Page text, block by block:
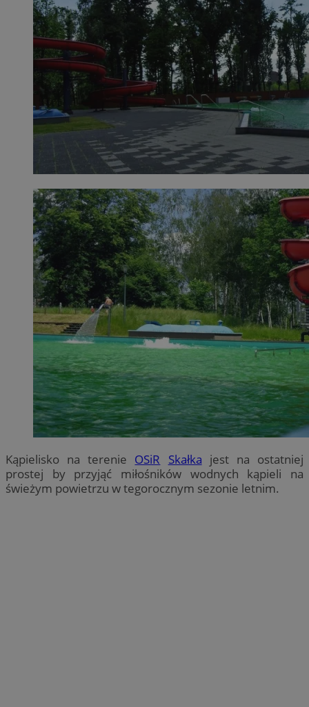
Kąpielisko na terenie OSiR Skałka jest na ostatniej
prostej by przyjąć miłośników wodnych kąpieli na
świeżym powietrzu w tegorocznym sezonie letnim.